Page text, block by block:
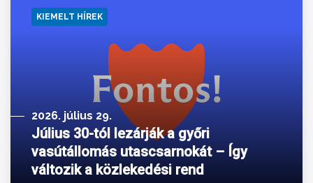
KIEMELT HÍREK
2026. július 29.
Július 30-tól lezárják a győri
vasútállomás utascsarnokát – Így
változik a közlekedési rend